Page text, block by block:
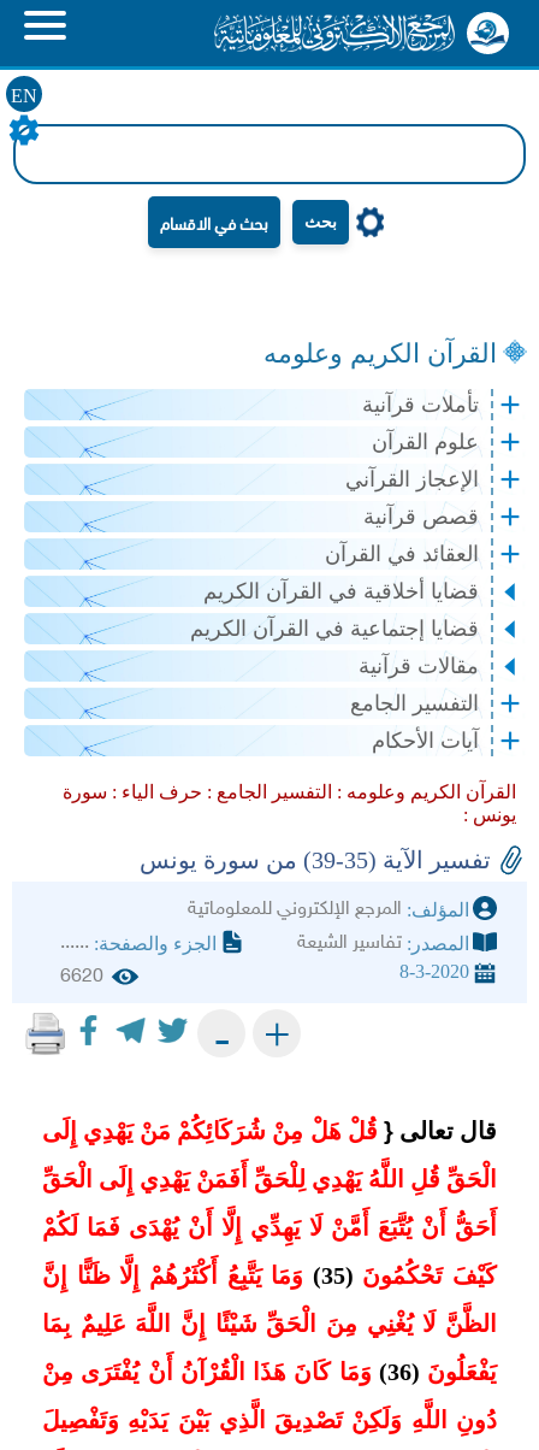
EN
بحث
القرآن الكريم وعلومه
تأملات قرآنية
علوم القرآن
الإعجاز القرآني
قصص قرآنية
العقائد في القرآن
قضايا أخلاقية في القرآن الكريم
قضايا إجتماعية في القرآن الكريم
مقالات قرآنية
التفسير الجامع
آيات الأحكام
القرآن الكريم وعلومه : التفسير الجامع : حرف الياء : سورة
يونس :
تفسير الآية (35-39) من سورة يونس
المؤلف: المرجع الإلكتروني للمعلوماتية
المصدر: تفاسير الشيعة الجزء والصفحة: ......
8-3-2020
6620
+
-
قال تعالى{ قُلْ هَلْ مِنْ شُرَكَائِكُمْ مَنْ يَهْدِي إِلَى
الْحَقِّ قُلِ اللَّهُ يَهْدِي لِلْحَقِّ أَفَمَنْ يَهْدِي إِلَى الْحَقِّ
أَحَقُّ أَنْ يُتَّبَعَ أَمَّنْ لَا يَهِدِّي إِلَّا أَنْ يُهْدَى فَمَا لَكُمْ
كَيْفَ تَحْكُمُونَ (35)
وَمَا يَتَّبِعُ أَكْثَرُهُمْ إِلَّا ظَنًّا إِنَّ
الظَّنَّ لَا يُغْنِي مِنَ الْحَقِّ شَيْئًا إِنَّ اللَّهَ عَلِيمٌ بِمَا
يَفْعَلُونَ (36)
وَمَا كَانَ هَذَا الْقُرْآنُ أَنْ يُفْتَرَى مِنْ
دُونِ اللَّهِ وَلَكِنْ تَصْدِيقَ الَّذِي بَيْنَ يَدَيْهِ وَتَفْصِيلَ